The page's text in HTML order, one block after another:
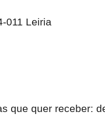
011 Leiria
que quer receber: